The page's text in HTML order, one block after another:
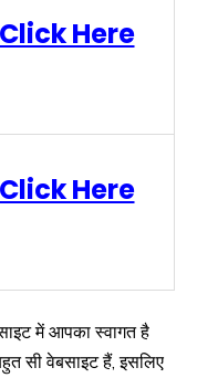
Click Here
Click Here
में आपका स्वागत है
सी वेबसाइट हैं, इसलिए